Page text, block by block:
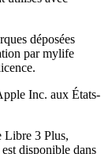
déposées
par mylife
Inc. aux États-
Libre 3 Plus,
disponible dans